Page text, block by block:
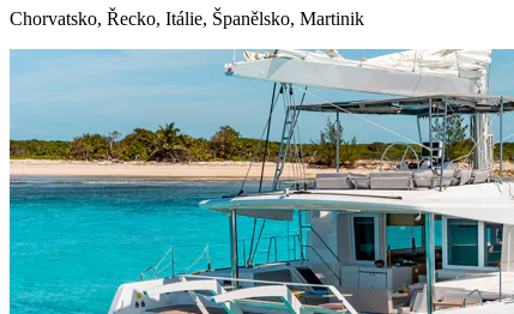
Chorvatsko, Řecko, Itálie, Španělsko, Martinik